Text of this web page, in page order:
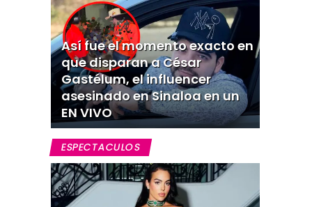
Así fue el momento exacto en
que disparan a César
Gastélum, el influencer
asesinado en Sinaloa en un
EN VIVO
ESPECTACULOS